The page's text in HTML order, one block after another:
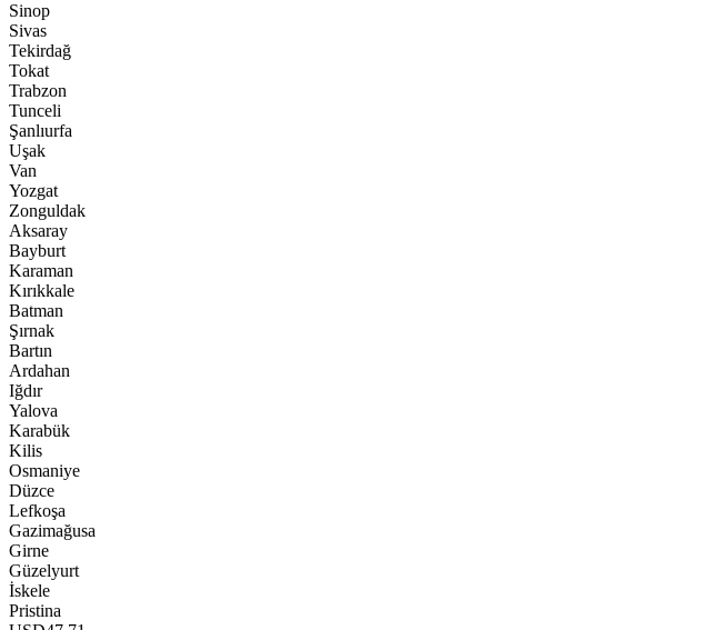
Sinop
Sivas
Tekirdağ
Tokat
Trabzon
Tunceli
Şanlıurfa
Uşak
Van
Yozgat
Zonguldak
Aksaray
Bayburt
Karaman
Kırıkkale
Batman
Şırnak
Bartın
Ardahan
Iğdır
Yalova
Karabük
Kilis
Osmaniye
Düzce
Lefkoşa
Gazimağusa
Girne
Güzelyurt
İskele
Pristina